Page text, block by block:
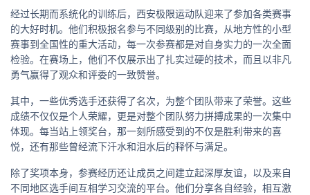
经过长期而系统化的训练后，西安极限运动队迎来了参加各类赛事
的大好时机。他们积极报名参与不同级别的比赛，从地方性的小型
赛事到全国性的重大活动，每一次参赛都是对自身实力的一次全面
检验。在赛场上，他们不仅展示出了扎实过硬的技术，而且以非凡
勇气赢得了观众和评委的一致赞誉。
其中，一些优秀选手还获得了名次，为整个团队带来了荣誉。这些
成绩不仅仅是个人荣耀，更是对整个团队努力拼搏成果的一次集中
体现。每当站上领奖台，那一刻所感受到的不仅是胜利带来的喜
悦，还有那些曾经流下汗水和泪水后的释怀与满足。
除了奖项本身，参赛经历还让成员之间建立起深厚友谊，以及来自
不同地区选手间互相学习交流的平台。他们分享各自经验，相互激